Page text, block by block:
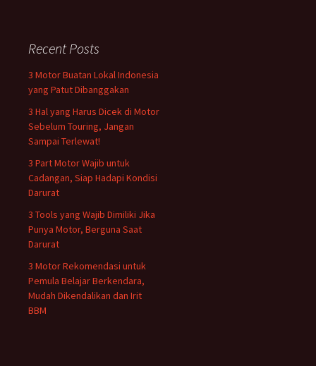
Recent Posts
3 Motor Buatan Lokal Indonesia
yang Patut Dibanggakan
3 Hal yang Harus Dicek di Motor
Sebelum Touring, Jangan
Sampai Terlewat!
3 Part Motor Wajib untuk
Cadangan, Siap Hadapi Kondisi
Darurat
3 Tools yang Wajib Dimiliki Jika
Punya Motor, Berguna Saat
Darurat
3 Motor Rekomendasi untuk
Pemula Belajar Berkendara,
Mudah Dikendalikan dan Irit
BBM